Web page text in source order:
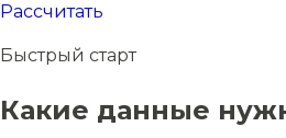
Рассчитать
Быстрый старт
Какие данные